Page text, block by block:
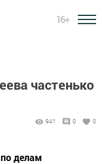
16+
частенько
941 0 0
делам